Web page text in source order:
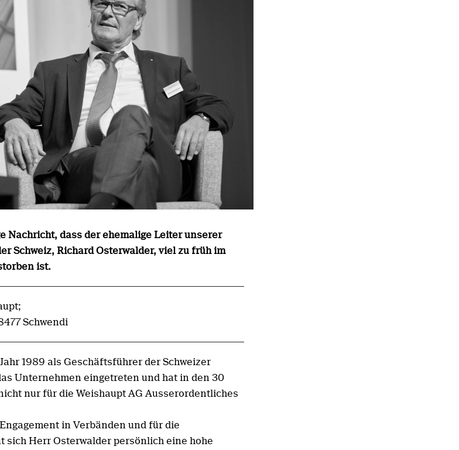
Nachricht, dass der ehemalige Leiter unserer
Schweiz, Richard Osterwalder, viel zu früh im
ist.
Schwendi
1989 als Geschäftsführer der Schweizer
Unternehmen eingetreten und hat in den 30
nur für die Weishaupt AG Ausserordentliches
in Verbänden und für die
Herr Osterwalder persönlich eine hohe